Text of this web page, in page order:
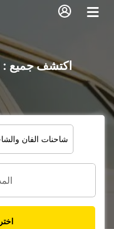
شاحنات الفان